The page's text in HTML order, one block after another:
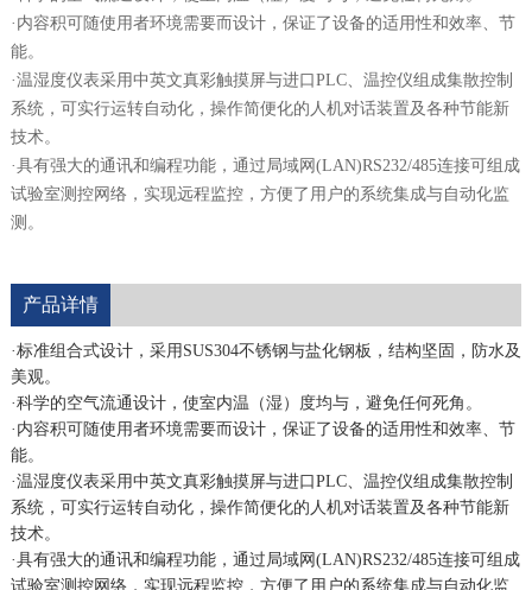
·内容积可随使用者环境需要而设计，保证了设备的适用性和效率、节
能。
·温湿度仪表采用中英文真彩触摸屏与进口PLC、温控仪组成集散控制
系统，可实行运转自动化，操作简便化的人机对话装置及各种节能新
技术。
·具有强大的通讯和编程功能，通过局域网(LAN)RS232/485连接可组成
试验室测控网络，实现远程监控，方便了用户的系统集成与自动化监
测。
产品详情
·标准组合式设计，采用SUS304不锈钢与盐化钢板，结构坚固，防水及
美观。
·科学的空气流通设计，使室内温（湿）度均与，避免任何死角。
·内容积可随使用者环境需要而设计，保证了设备的适用性和效率、节
能。
·温湿度仪表采用中英文真彩触摸屏与进口PLC、温控仪组成集散控制
系统，可实行运转自动化，操作简便化的人机对话装置及各种节能新
技术。
·具有强大的通讯和编程功能，通过局域网(LAN)RS232/485连接可组成
试验室测控网络，实现远程监控，方便了用户的系统集成与自动化监